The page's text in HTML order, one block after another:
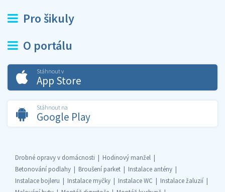
Pro šikuly
O portálu
Stáhnout v
App Store
Stáhnout na
Google Play
Drobné opravy v domácnosti
Hodinový manžel
Betonování podlahy
Broušení parket
Instalace antény
Instalace bojleru
Instalace myčky Instalace WC
Instalace žaluzií